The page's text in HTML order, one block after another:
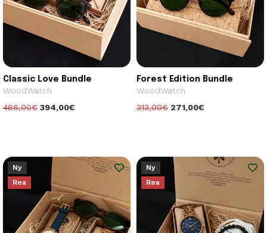
Classic Love Bundle
WoodWatch
486,00€ 394,00€
Forest Edition Bundle
WoodWatch
313,00€ 271,00€
Ny
Rea
Ny
Rea